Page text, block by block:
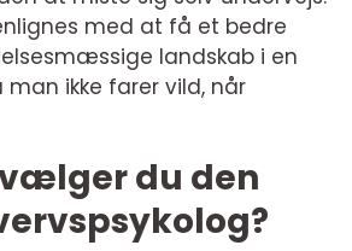
med at få et bedre
landskab i en
man ikke farer vild, når
du den